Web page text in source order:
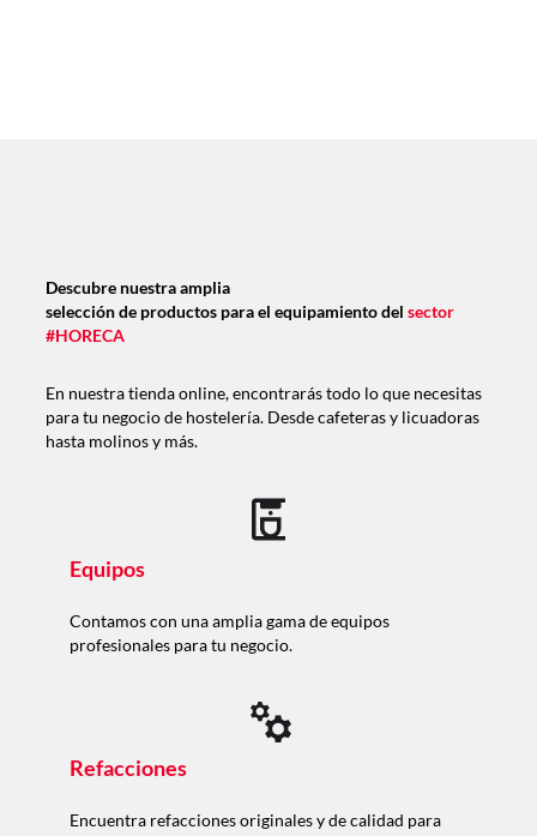
Descubre nuestra amplia
selección de productos para el equipamiento del sector
#HORECA
En nuestra tienda online, encontrarás todo lo que necesitas
para tu negocio de hostelería. Desde cafeteras y licuadoras
hasta molinos y más.
Equipos
Contamos con una amplia gama de equipos
profesionales para tu negocio.
Refacciones
Encuentra refacciones originales y de calidad para